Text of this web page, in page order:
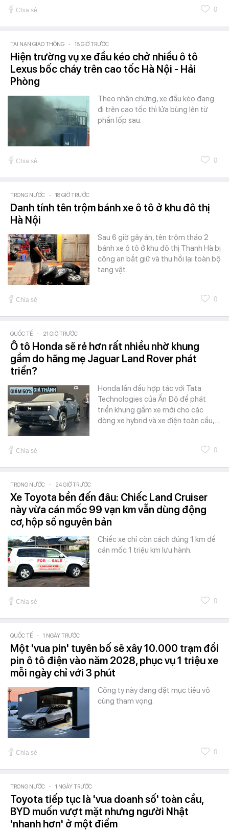
Chia sẻ 0
TAI NẠN GIAO THÔNG - 18 GIỜ TRƯỚC
Hiện trường vụ xe đầu kéo chở nhiều ô tô
Lexus bốc cháy trên cao tốc Hà Nội - Hải
Phòng
Theo nhân chứng, xe đầu kéo đang
đi trên cao tốc thì lửa bùng lên từ
phần lốp sau.
Chia sẻ 0
TRONG NƯỚC - 18 GIỜ TRƯỚC
Danh tính tên trộm bánh xe ô tô ở khu đô thị
Hà Nội
Sau 6 giờ gây án, tên trộm tháo 2
bánh xe ô tô ở khu đô thị Thanh Hà bị
công an bắt giữ và thu hồi lại toàn bộ
tang vật.
Chia sẻ 0
QUỐC TẾ - 21 GIỜ TRƯỚC
Ô tô Honda sẽ rẻ hơn rất nhiều nhờ khung
gầm do hãng mẹ Jaguar Land Rover phát
triển?
Honda lần đầu hợp tác với Tata
Technologies của Ấn Độ để phát
triển khung gầm xe mới cho các
dòng xe hybrid và xe điện toàn cầu,…
Chia sẻ 0
TRONG NƯỚC - 24 GIỜ TRƯỚC
Xe Toyota bền đến đâu: Chiếc Land Cruiser
này vừa cán mốc 99 vạn km vẫn dùng động
cơ, hộp số nguyên bản
Chiếc xe chỉ còn cách đúng 1 km để
cán mốc 1 triệu km lưu hành.
Chia sẻ 0
QUỐC TẾ - 1 NGÀY TRƯỚC
Một 'vua pin' tuyên bố sẽ xây 10.000 trạm đổi
pin ô tô điện vào năm 2028, phục vụ 1 triệu xe
mỗi ngày chỉ với 3 phút
Công ty này đang đặt mục tiêu vô
cùng tham vọng.
Chia sẻ 0
TRONG NƯỚC - 1 NGÀY TRƯỚC
Toyota tiếp tục là 'vua doanh số' toàn cầu,
BYD muốn vượt mặt nhưng người Nhật
'nhanh hơn' ở một điểm